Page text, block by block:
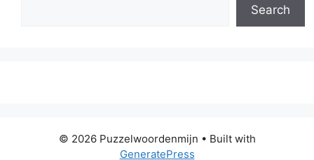
Search
© 2026 Puzzelwoordenmijn • Built with
GeneratePress